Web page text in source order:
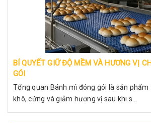
BÍ QUYẾT GIỮ ĐỘ MỀM VÀ HƯƠNG VỊ
GÓI
Tổng quan Bánh mì đóng gói là sản phẩm
khô, cứng và giảm hương vị sau khi s...